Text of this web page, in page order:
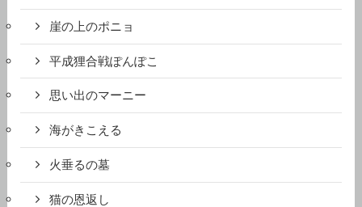
崖の上のポニョ
平成狸合戦ぽんぽこ
思い出のマーニー
海がきこえる
火垂るの墓
猫の恩返し